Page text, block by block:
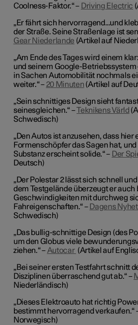
Coolness-Faktor.“ – Driving Electric
„Er fährt sich hervorragend…und
der Straße. Seine Straßenlage ist
Gear Niederlande (Artikel auf
„Am Ende des Tages wird einem
und seinem Google-Betriebssystem
in Sachen Automobilität nochmals
weiter.“ –20 Minuten (Artikel auf
„Sein schnittiges Design sieht
seinesgleichen.“ –Teknikens Värld
Schwedisch)
„Den Autos ist anzusehen, dass hier
Formenschöpfer das Sagen hat,
Substanz erscheint solide.“ – Der
Deutsch)
„Der Polestar 2 lässt sich schnell
dem Testgelände überzeugt er auch
Geschwindigkeiten mit durchweg
Fahreigenschaften.“ – Dagens
Schwedisch)
„Das bullig-schnittige Design (des
um den Globus viele
ziehen.“ –Autocar (Artikel auf
„Bei seiner ersten Testfahrt schnitt
Disziplinen überraschend gut ab.“ –
Niederländisch)
„Dieses Elektroauto hat richtig
bestimmt hervorragend verkaufen.“
Norwegisch)